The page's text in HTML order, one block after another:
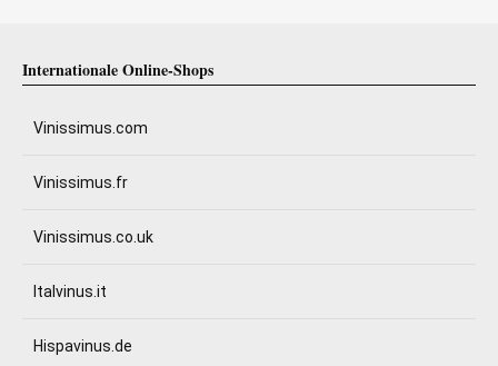
Internationale Online-Shops
Vinissimus.com
Vinissimus.fr
Vinissimus.co.uk
Italvinus.it
Hispavinus.de